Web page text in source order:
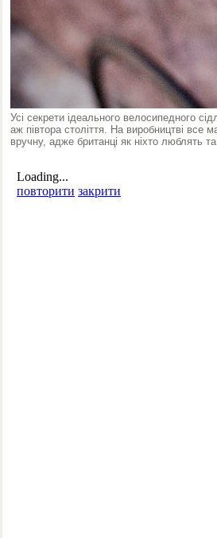
Усі секрети ідеального велосипедного
аж півтора століття. На виробництві все
вручну, адже британці як ніхто люблять